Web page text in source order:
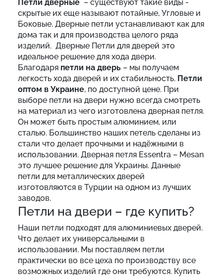
Петли дверные – существуют такие виды -
скрытые их еще называют потайные, Угловые и
Боковые. Дверные петли устанавливают как для
дома так и для производства целого ряда
изделий. Дверные Петли для дверей это
идеальное решение для хода двери.
Благодаря петли на дверь – мы получаем
легкость хода дверей и их стабильность. Петли
оптом в Украине, по доступной цене. При
выборе петли на двери нужно всегда смотреть
на материал из чего изготовлена дверная петля.
Он может быть простым алюминием, или
сталью. Большинство наших петель сделаны из
стали что делает прочными и надёжными в
использовании. Дверная петля Essentra – Mesan
это лучшее решение для Украины. Данные
петли для металлических дверей
изготовляются в Турции на одном из лучших
заводов.
Петли на двери – где купить?
Наши петли подходят для алюминиевых дверей.
Что делает их универсальными в
использовании. Мы поставляем петли
практически во все цеха по производству все
возможных изделий где они требуются. Купить